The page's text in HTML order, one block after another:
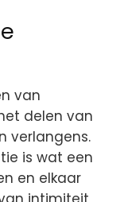
van
delen van
verlangens.
is wat een
en elkaar